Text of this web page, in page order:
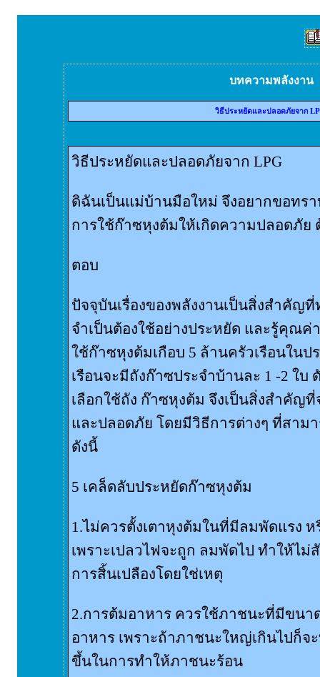
บทความพลังงาน
วิธีประหยัดและปลอดภัยจาก
วิธีประหยัดและปลอดภัยจาก LPG
ดิฉันเป็นแม่บ้านมือใหม่ จึงอยากขอทร
การใช้ก๊าซหุงต้มให้เกิดความปลอดภัย
ตอบ
ปัจจุบันเรื่องของพลังงานเป็นสิ่งสำคัญ
จำเป็นต้องใช้อย่างประหยัด และรู้คุณ
ใช้ก๊าซหุงต้มเกือบ 5 ล้านครัวเรือนในป
เรือนจะมีถังก๊าซประจำบ้านละ 1 -2 ใบ
เลือกใช้ถัง ก๊าซหุงต้ม จึงเป็นสิ่งสำคัญ
และปลอดภัย โดยมีวิธีการต่างๆ ที่สาม
ดังนี้
5 เคล็ดลับประหยัดก๊าซหุงต้ม
1.ไม่ควรตั้งเตาหุงต้มในที่มีลมพัดแรง ห
เพราะเปลวไฟจะถูก ลมพัดไป ทำให้ไ
การสิ้นเปลืองโดยใช่เหตุ
2.การต้มอาหาร ควรใช้ภาชนะที่มีขน
อาหาร เพราะถ้าภาชนะใหญ่เกินไปก็จ
ขึ้นในการทำให้ภาชนะร้อน